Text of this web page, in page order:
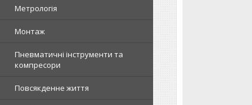
Метрологія
Монтаж
Пневматичні інструменти та
компресори
Повсякденне життя